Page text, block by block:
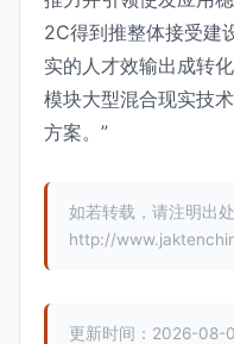
2C得到推整体接受建
实的人才效输出成转
模块大型混合现实技
方案。”
如若转载，请注明出处
http://
更新时间：2026-08-